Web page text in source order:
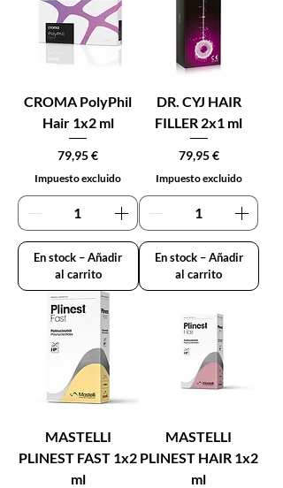
CROMA PolyPhil
Hair 1x2 ml
Precio
79,95 €
Impuesto excluido
En stock – Añadir
al carrito
DR. CYJ HAIR
FILLER 2x1 ml
Precio
79,95 €
Impuesto excluido
En stock – Añadir
al carrito
MASTELLI
PLINEST FAST 1x2
ml
MASTELLI
PLINEST HAIR 1x2
ml